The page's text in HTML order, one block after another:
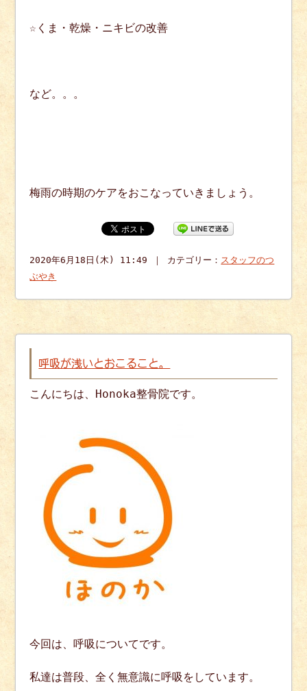
☆くま・乾燥・ニキビの改善
など。。。
梅雨の時期のケアをおこなっていきましょう。
2020年6月18日(木) 11:49 ｜ カテゴリー： スタッフのつ
ぶやき
呼吸が浅いとおこること。
こんにちは、Honoka整骨院です。
今回は、呼吸についてです。
私達は普段、全く無意識に呼吸をしています。